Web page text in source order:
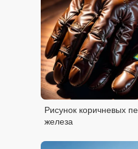
Рисунок коричневых
железа